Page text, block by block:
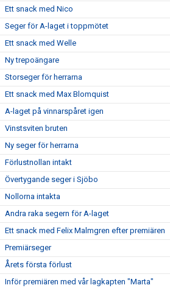
Ett snack med Nico
Seger för A-laget i toppmötet
Ett snack med Welle
Ny trepoängare
Storseger för herrarna
Ett snack med Max Blomquist
A-laget på vinnarspåret igen
Vinstsviten bruten
Ny seger för herrarna
Förlustnollan intakt
Övertygande seger i Sjöbo
Nollorna intakta
Andra raka segern för A-laget
Ett snack med Felix Malmgren efter premiären
Premiärseger
Årets första förlust
Inför premiären med vår lagkapten "Marta"